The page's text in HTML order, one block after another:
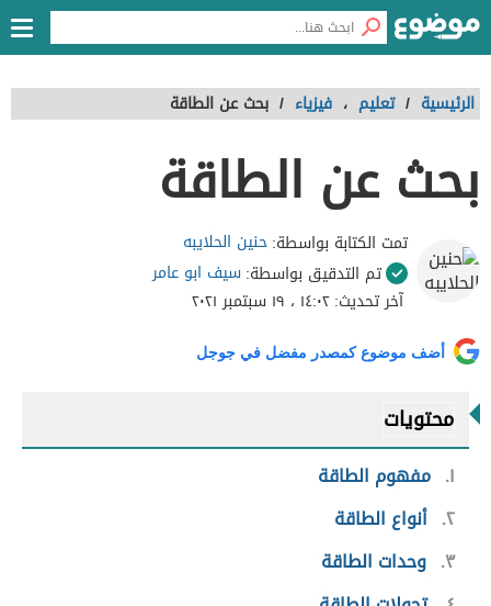
الرئيسية / تعليم ، فيزياء / بحث عن الطاقة
بحث عن الطاقة
تمت الكتابة بواسطة:حنين الحلايبه
تم التدقيق بواسطة:سيف ابو عامر
آخر تحديث:١٤:٠٢ ، ١٩ سبتمبر ٢٠٢١
أضف موضوع كمصدر مفضل في جوجل
محتويات
١ مفهوم الطاقة
٢ أنواع الطاقة
٣ وحدات الطاقة